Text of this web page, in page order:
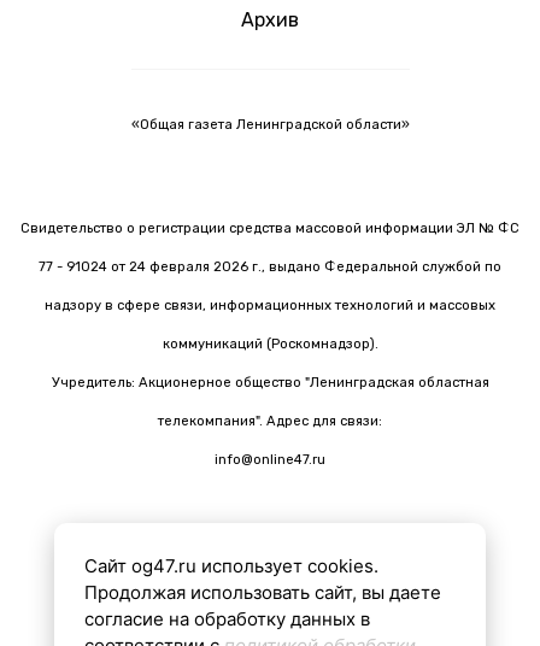
Архив
«Общая газета Ленинградской области»
Свидетельство о регистрации средства массовой информации ЭЛ № ФС
77 - 91024 от 24 февраля 2026 г., выдано Федеральной службой по
надзору в сфере связи, информационных технологий и массовых
коммуникаций (Роскомнадзор).
Учредитель: Акционерное общество "Ленинградская областная
телекомпания". Адрес для связи:
info@online47.ru
Все материалы на сайте подготовлены с помощью ИИ
Сайт og47.ru использует cookies.
Продолжая использовать сайт, вы даете
согласие на обработку данных в